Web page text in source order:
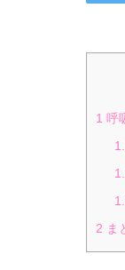
1 呼
2 ま